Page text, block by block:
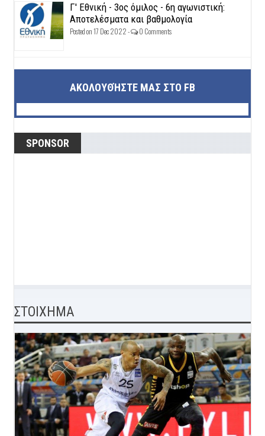
Γ' Εθνική - 3ος όμιλος - 6η αγωνιστική:
Αποτελέσματα και βαθμολογία
Posted on 17 Dec 2022 - 0 Comments
ΑΚΟΛΟΥΘΉΣΤΕ ΜΑΣ ΣΤΟ FB
SPONSOR
ΣΤΟΙΧΗΜΑ